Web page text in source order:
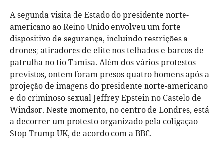
A segunda visita de Estado do presidente norte-
americano ao Reino Unido envolveu um forte
dispositivo de segurança, incluindo restrições a
drones; atiradores de elite nos telhados e barcos de
patrulha no tio Tamisa. Além dos vários protestos
previstos, ontem foram presos quatro homens após a
projeção de imagens do presidente norte-americano
e do criminoso sexual Jeffrey Epstein no Castelo de
Windsor. Neste momento, no centro de Londres, está
a decorrer um protesto organizado pela coligação
Stop Trump UK, de acordo com a BBC.